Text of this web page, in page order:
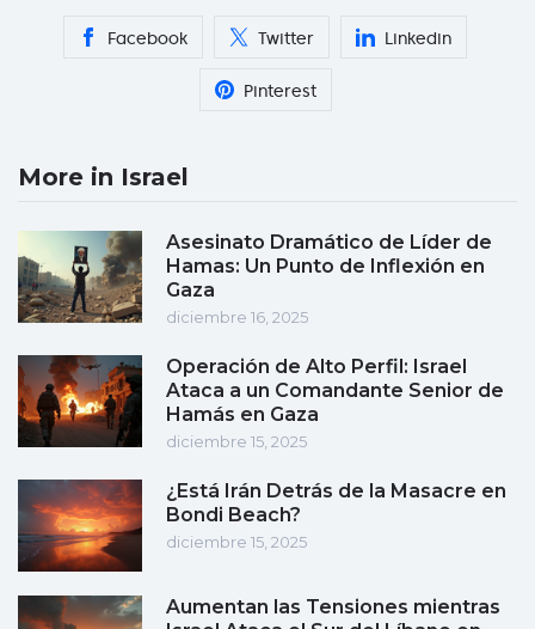
Facebook Twitter Linkedin
Pinterest
More in Israel
Asesinato Dramático de Líder de
Hamas: Un Punto de Inflexión en
Gaza
diciembre 16, 2025
Operación de Alto Perfil: Israel
Ataca a un Comandante Senior de
Hamás en Gaza
diciembre 15, 2025
¿Está Irán Detrás de la Masacre en
Bondi Beach?
diciembre 15, 2025
Aumentan las Tensiones mientras